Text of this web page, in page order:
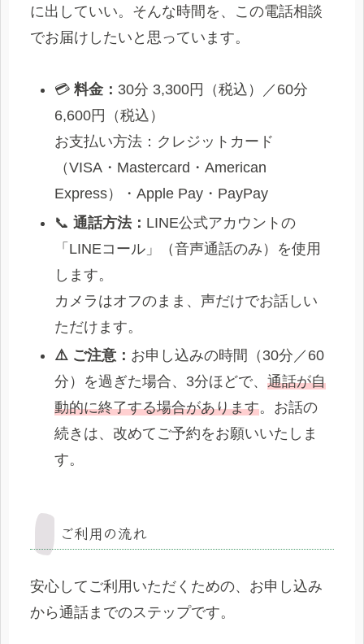
に出していい。そんな時間を、この電話相談
でお届けしたいと思っています。
💳 料金： 30分 3,300円（税込）／60分
6,600円（税込）
お支払い方法：クレジットカード
（VISA・Mastercard・American
Express）・Apple Pay・PayPay
📞 通話方法： LINE公式アカウントの
「LINEコール」（音声通話のみ）を使用
します。
カメラはオフのまま、声だけでお話しい
ただけます。
⚠️ ご注意： お申し込みの時間（30分／60
分）を過ぎた場合、3分ほどで、 通話が自
動的に終了する場合があります。お話の
続きは、改めてご予約をお願いいたしま
す。
ご利用の流れ
安心してご利用いただくための、お申し込み
から通話までのステップです。